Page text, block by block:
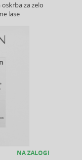
za zelo
lase
NA ZALOGI